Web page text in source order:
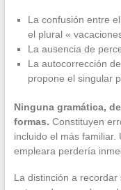
La confusión entre
el plural «
La ausencia de
La autocorrección
propone el singular
Ninguna gramática,
formas. Constituyen
incluido el más
empleara perdería
La distinción a